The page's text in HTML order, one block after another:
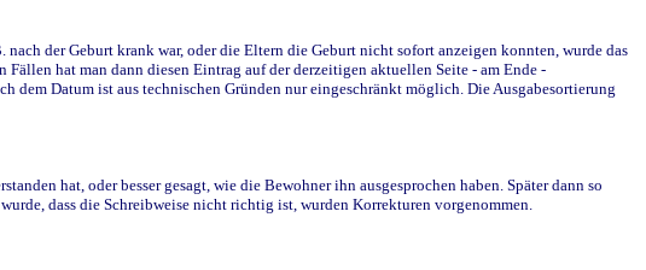
der Geburt krank war, oder die Eltern die Geburt nicht sofort anzeigen konnten, wurde das
hat man dann diesen Eintrag auf der derzeitigen aktuellen Seite - am Ende -
dem Datum ist aus technischen Gründen nur eingeschränkt möglich. Die Ausgabesortierung
hat, oder besser gesagt, wie die Bewohner ihn ausgesprochen haben. Später dann so
dass die Schreibweise nicht richtig ist, wurden Korrekturen vorgenommen.